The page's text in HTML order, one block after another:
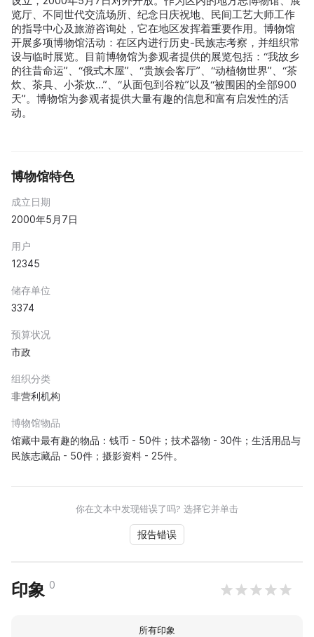
览厅、不同世代交流场所、纪念日庆祝地、民间工艺大师工作
的指导中心及旅游咨询处，它在地区发挥着重要作用。博物馆
开展多项博物馆活动：在区内进行历史-民族志考察，并组织常
设与临时展览。目前博物馆为参观者提供的展览包括：“我故乡
的往昔命运”、“俄式木屋”、“贵族会客厅”、“动植物世界”、“茶
炊、茶具、小茶炊…”、“从面包到谷粒”以及“被围困的全部900
天”。博物馆为参观者提供大量有趣的信息和富有启发性的活
动。
博物馆特色
成立日期
2000年5月7日
用户
12345
储存单位
3374
预算状况
市政
组织分类
非营利机构
博物馆物品
馆藏中最有趣的物品：钱币 - 50件；技术器物 - 30件；生活用品与
民族志藏品 - 50件；摄影资料 - 25件。
你在文本中发现错误了吗? 选择它并单击
报告错误
印象 0
所有印象